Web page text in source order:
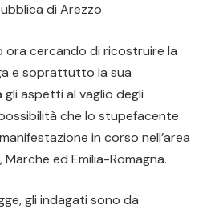
di Arezzo.
ora cercando di ricostruire la
e soprattutto la sua
aspetti al vaglio degli
che lo stupefacente
in corso nell’area
ed Emilia-Romagna.
gli indagati sono da